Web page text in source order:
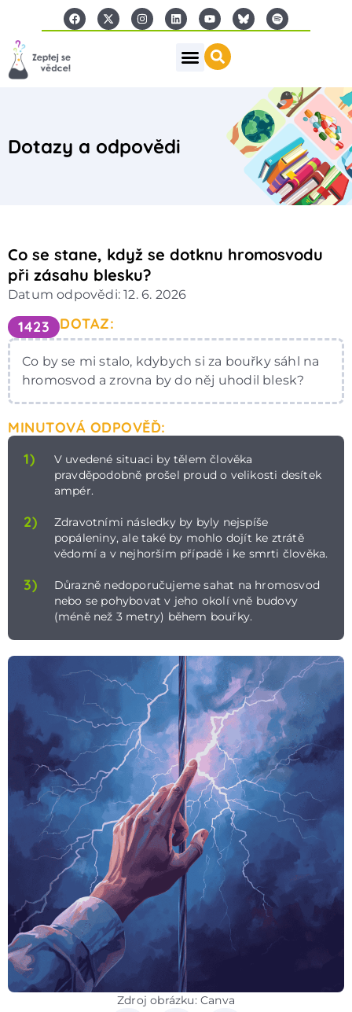
Dotazy a odpovědi
Co se stane, když se dotknu hromosvodu
při zásahu blesku?
Datum odpovědi: 12. 6. 2026
1423 DOTAZ:
Co by se mi stalo, kdybych si za bouřky sáhl na
hromosvod a zrovna by do něj uhodil blesk?
MINUTOVÁ ODPOVĚĎ:
1)
V uvedené situaci by tělem člověka
pravděpodobně prošel proud o velikosti desítek
ampér.
2)
Zdravotními následky by byly nejspíše
popáleniny, ale také by mohlo dojít ke ztrátě
vědomí a v nejhorším případě i ke smrti člověka.
3)
Důrazně nedoporučujeme sahat na hromosvod
nebo se pohybovat v jeho okolí vně budovy
(méně než 3 metry) během bouřky.
Zdroj obrázku: Canva